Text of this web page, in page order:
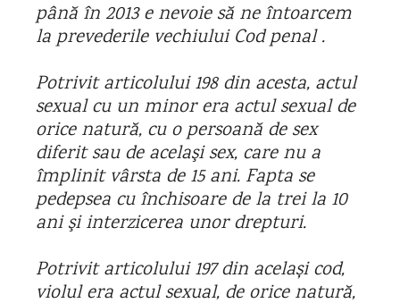
până în 2013 e nevoie să ne întoarcem
la prevederile vechiului Cod penal .
Potrivit articolului 198 din acesta, actul
sexual cu un minor era actul sexual de
orice natură, cu o persoană de sex
diferit sau de acelaşi sex, care nu a
împlinit vârsta de 15 ani. Fapta se
pedepsea cu închisoare de la trei la 10
ani şi interzicerea unor drepturi.
Potrivit articolului 197 din același cod,
violul era actul sexual, de orice natură,